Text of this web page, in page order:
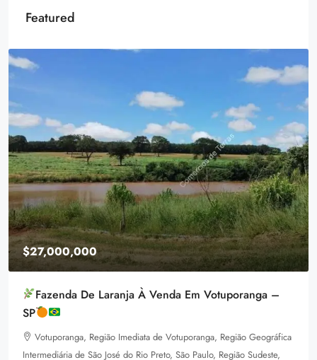
Featured
$27,000,000
Fazenda De Laranja À Venda Em Votuporanga –
SP
Votuporanga, Região Imediata de Votuporanga, Região Geográfica
Intermediária de São José do Rio Preto, São Paulo, Região Sudeste,